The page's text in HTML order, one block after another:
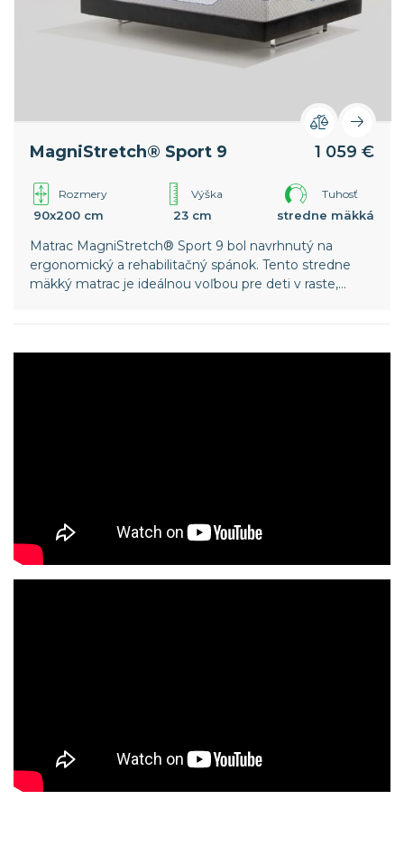
MagniStretch® Sport 9 1 059 €
Rozmery
90x200 cm
Výška
23 cm
Tuhosť
stredne mäkká
Matrac MagniStretch® Sport 9 bol navrhnutý na
ergonomický a rehabilitačný spánok. Tento stredne
mäkký matrac je ideálnou voľbou pre deti v raste,